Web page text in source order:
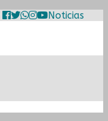
Noticias